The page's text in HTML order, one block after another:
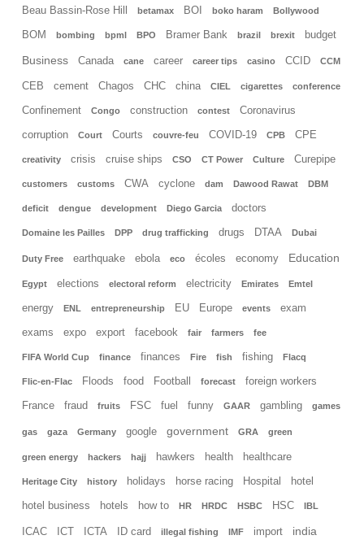
Beau Bassin-Rose Hill betamax BOI boko haram Bollywood
BOM bombing bpml BPO Bramer Bank brazil brexit budget
Business Canada cane career career tips casino CCID CCM
CEB cement Chagos CHC china CIEL cigarettes conference
Confinement Congo construction contest Coronavirus
corruption Court Courts couvre-feu COVID-19 CPB CPE
creativity crisis cruise ships CSO CT Power Culture Curepipe
customers customs CWA cyclone dam Dawood Rawat DBM
deficit dengue development Diego Garcia doctors
Domaine les Pailles DPP drug trafficking drugs DTAA Dubai
Duty Free earthquake ebola eco écoles economy Education
Egypt elections electoral reform electricity Emirates Emtel
energy ENL entrepreneurship EU Europe events exam
exams expo export facebook fair farmers fee
FIFA World Cup finance finances Fire fish fishing Flacq
Flic-en-Flac Floods food Football forecast foreign workers
France fraud fruits FSC fuel funny GAAR gambling games
gas gaza Germany google government GRA green
green energy hackers hajj hawkers health healthcare
Heritage City history holidays horse racing Hospital hotel
hotel business hotels how to HR HRDC HSBC HSC IBL
ICAC ICT ICTA ID card illegal fishing IMF import india